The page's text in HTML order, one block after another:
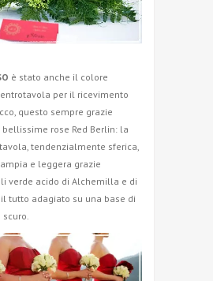
è stato anche il colore
per il ricevimento
questo sempre grazie
rose Red Berlin: la
tendenzialmente sferica,
e leggera grazie
verde acido di Alchemilla e di
tutto adagiato su una base di